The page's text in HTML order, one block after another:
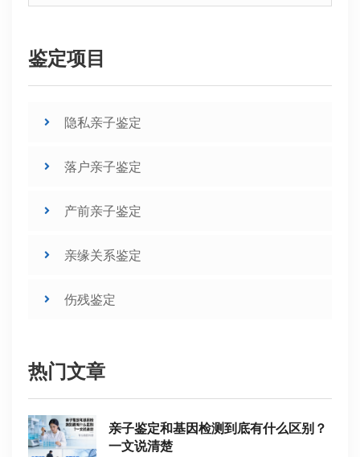
鉴定项目
隐私亲子鉴定
落户亲子鉴定
产前亲子鉴定
亲缘关系鉴定
伤残鉴定
热门文章
亲子鉴定和基因检测到底有什么区别？
一文说清楚